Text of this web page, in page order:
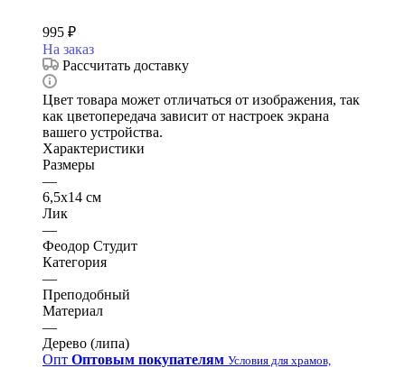
995 ₽
На заказ
Рассчитать доставку
Цвет товара может отличаться от изображения, так
как цветопередача зависит от настроек экрана
вашего устройства.
Характеристики
Размеры
—
6,5х14 см
Лик
—
Феодор Студит
Категория
—
Преподобный
Материал
—
Дерево (липа)
Опт Оптовым покупателям Условия для храмов,